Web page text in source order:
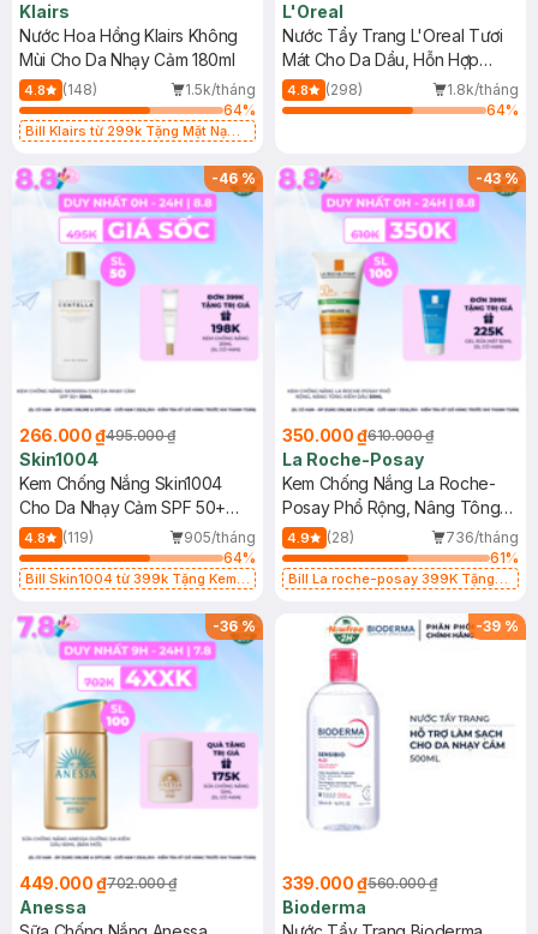
Klairs
Nước Hoa Hồng Klairs Không
Mùi Cho Da Nhạy Cảm 180ml
4.8 (148)
1.5k/tháng
64%
Bill Klairs từ 299k Tặng Mặt Nạ
25ml (SL Có Hạn)
L'Oreal
Nước Tẩy Trang L'Oreal Tươi
Mát Cho Da Dầu, Hỗn Hợp
400ml
4.8 (298)
1.8k/tháng
64%
-46%
266.000 ₫495.000 ₫
Skin1004
Kem Chống Nắng Skin1004
Cho Da Nhạy Cảm SPF 50+
50ml
4.8 (119)
905/tháng
64%
Bill Skin1004 từ 399k Tặng Kem
SPF 50+ 20ml (SL Có Hạn)
-43%
350.000 ₫610.000 ₫
La Roche-Posay
Kem Chống Nắng La Roche-
Posay Phổ Rộng, Nâng Tông
Kiềm Dầu 50ml
4.9 (28)
736/tháng
61%
Bill La roche-posay 399K Tặng
(SL có hạn)
-36%
449.000 ₫702.000 ₫
Anessa
-39 %
339.000 ₫560.000 ₫
Bioderma